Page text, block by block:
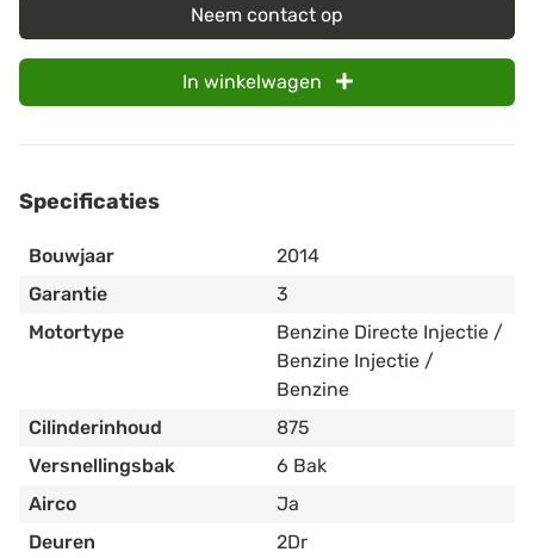
Neem contact op
In winkelwagen
Specificaties
Bouwjaar
2014
Garantie
3
Motortype
Benzine Directe Injectie /
Benzine Injectie /
Benzine
Cilinderinhoud
875
Versnellingsbak
6 Bak
Airco
Ja
Deuren
2Dr